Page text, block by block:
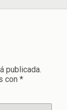
publicada.
con *